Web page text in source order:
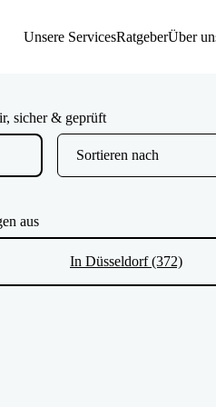
Unsere ServicesRatgeberÜber
sicher & geprüft
aus
In Düsseldorf (372)